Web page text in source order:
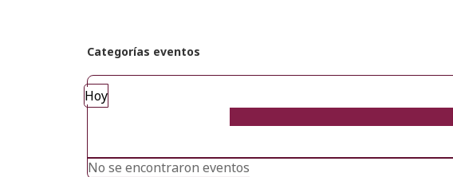
Categorías eventos
Hoy
No se encontraron eventos